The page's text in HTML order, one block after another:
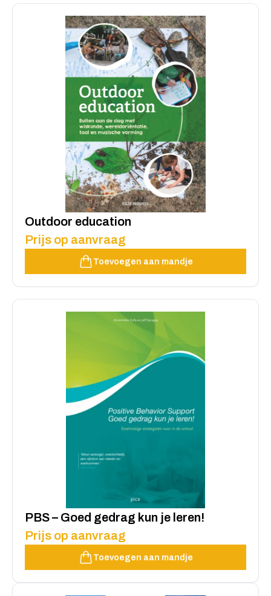
Outdoor education
Prijs op aanvraag
Toevoegen aan mandje
PBS – Goed gedrag kun je leren!
Prijs op aanvraag
Toevoegen aan mandje